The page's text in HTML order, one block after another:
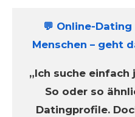
💬 Online-
Menschen – geht
„Ich suche einfach
So oder so
Datingprofile.